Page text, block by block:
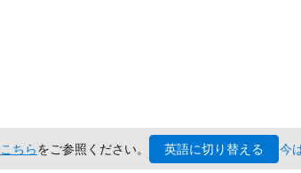
こちらをご参照ください。 英語に切り替える 今